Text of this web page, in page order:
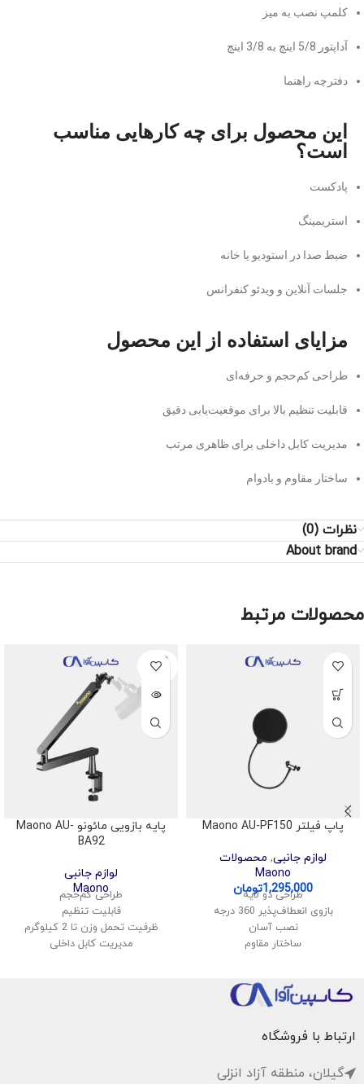
کلمپ نصب به میز
آداپتور 5/8 اینچ به 3/8 اینچ
دفترچه راهنما
این محصول برای چه کارهایی مناسب
است؟
پادکست
استریمینگ
ضبط صدا در استودیو یا خانه
جلسات آنلاین و ویدئو کنفرانس
مزایای استفاده از این محصول
طراحی کم‌حجم و حرفه‌ای
قابلیت تنظیم بالا برای موقعیت‌یابی دقیق
مدیریت کابل داخلی برای ظاهری مرتب
ساختار مقاوم و بادوام
نظرات (0)
About brand
محصولات مرتبط
پاپ فیلتر Maono AU-PF150
لوازم جانبی, محصولات
Maono
1,295,000تومان
طراحی دو لایه
بازوی انعطاف‌پذیر 360 درجه
نصب آسان
ساختار مقاوم
SOLD
OUT
پایه بازویی مائونو Maono AU-
BA92
لوازم جانبی
Maono
طراحی کم‌حجم
قابلیت تنظیم
ظرفیت تحمل وزنتا 2 کیلوگرم
مدیریت کابل داخلی
ارتباط با فروشگاه
گیلان، منطقه آزاد انزلی